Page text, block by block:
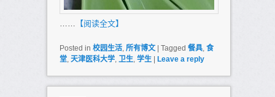
【阅读全文】
Posted in 校园生活, 所有博文 | Tagged 餐具, 食
堂, 天津医科大学, 卫生, 学生 | Leave a reply